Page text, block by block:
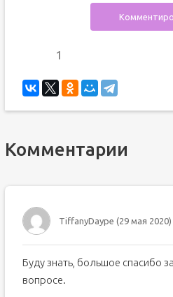
1
Комментарии
TiffanyDaype (29 мая 2020)
Буду знать, большое спасибо
вопросе.